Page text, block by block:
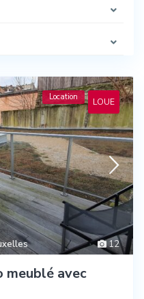
12
Location LOUE
meublé avec